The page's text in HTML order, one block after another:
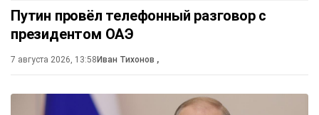
Путин провёл телефонный разговор с
президентом ОАЭ
7 августа 2026, 13:58 Иван Тихонов ,